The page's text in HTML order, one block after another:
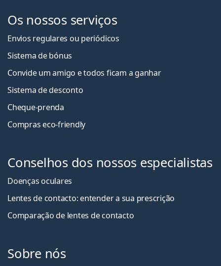
Os nossos serviços
Envios regulares ou periódicos
Sistema de bónus
Convide um amigo e todos ficam a ganhar
Sistema de desconto
Cheque-prenda
Compras eco-friendly
Conselhos dos nossos especialistas
Doenças oculares
Lentes de contacto: entender a sua prescrição
Comparação de lentes de contacto
Sobre nós